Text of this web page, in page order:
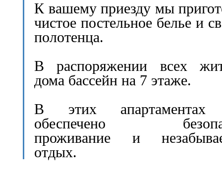
К вашему приезду мы
чистое постельное белье и
полотенца.
В распоряжении всех
дома бассейн на 7 этаже.
В этих апартаментах
обеспечено
проживание и
отдых.